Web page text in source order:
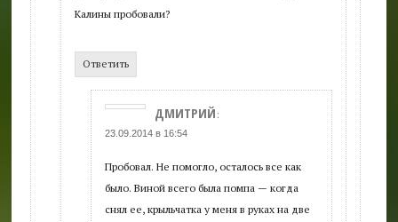
Калины пробовали?
Ответить
ДМИТРИЙ :
23.09.2014 в 16:54
Пробовал. Не помогло, осталось все как
было. Виной всего была помпа — когда
снял ее, крыльчатка у меня в руках на две